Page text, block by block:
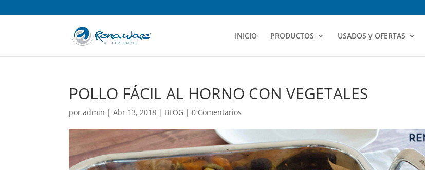
INICIO PRODUCTOS USADOS y OFERTAS
POLLO FÁCIL AL HORNO CON VEGETALES
poradmin |Abr 13, 2018 | BLOG |0 Comentarios